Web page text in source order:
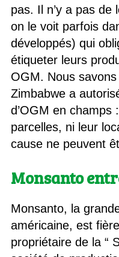
pas. Il n’y a pas de
on le voit parfois
développés) qui
étiqueter leurs
OGM. Nous savons
Zimbabwe a
d’OGM en champs
parcelles, ni leur
cause ne peuvent
Monsanto
Monsanto, la
américaine, est
propriétaire de la “